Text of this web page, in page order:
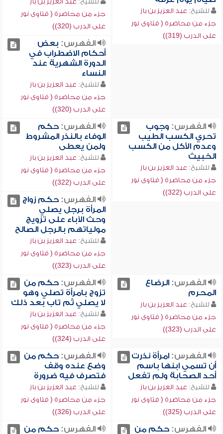
للشيخ: عبد العزيز بن باز
جزء من محاضرة ( فتاوى نور
على الدرب (319))
جزء من محاضرة ( فتاوى نور
على الدرب (320))
الفهرس: بعض
أحكام الاضطراب في
الدورة الشهرية عند
النساء
للشيخ: عبد العزيز بن باز
جزء من محاضرة ( فتاوى نور
على الدرب (320))
الفهرس: وجوب
تحري الكسب الطيب
وعدم الأكل من الكسب
الخبيث
للشيخ: عبد العزيز بن باز
جزء من محاضرة ( فتاوى نور
على الدرب (322))
الفهرس:حكم
الوفاء بالنذر المشروط
ولمن يعطى
للشيخ: عبد العزيز بن باز
جزء من محاضرة ( فتاوى نور
على الدرب (322))
الفهرس:حكم زواج
المرأة برجل يصلي
وحث الآباء على تزويج
مولياتهم بالرجل الصالح
للشيخ: عبد العزيز بن باز
جزء من محاضرة ( فتاوى نور
على الدرب (323))
الفهرس:الرضاع
المحرم
للشيخ: عبد العزيز بن باز
جزء من محاضرة ( فتاوى نور
على الدرب (323))
الفهرس:حكم من
تزوج بامرأة تصلي وهو
لا يصلي ثم تاب بعد ذلك
للشيخ: عبد العزيز بن باز
جزء من محاضرة ( فتاوى نور
على الدرب (324))
الفهرس:امرأة نذرت
أن تسمي ابنها باسم
أحد الصحابة ولم تفعل
للشيخ: عبد العزيز بن باز
جزء من محاضرة ( فتاوى نور
على الدرب (325))
الفهرس:حكم من
وضع عنده وقف
فتصرف فيه ضرورة
للشيخ: عبد العزيز بن باز
جزء من محاضرة ( فتاوى نور
على الدرب (326))
الفهرس:حكم من
الفهرس:حكم من